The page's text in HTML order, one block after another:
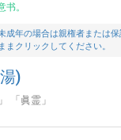
。
年の場合は親権者または
クリックしてください。
)
「眞霊」